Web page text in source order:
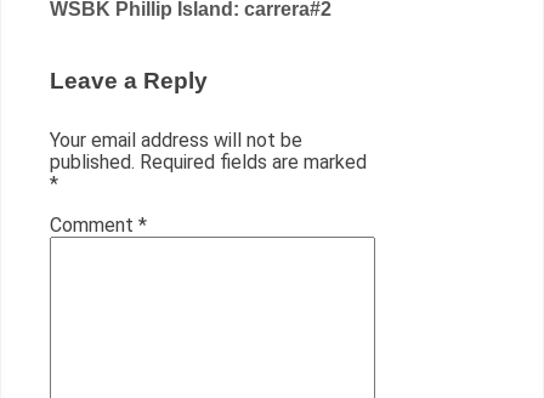
WSBK Phillip Island: carrera#2
Leave a Reply
Your email address will not be
published. Required fields are marked
*
Comment *